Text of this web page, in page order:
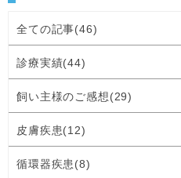
全ての記事(46)
診療実績(44)
飼い主様のご感想(29)
皮膚疾患(12)
循環器疾患(8)